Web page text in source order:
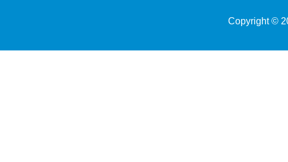
Copyright ©